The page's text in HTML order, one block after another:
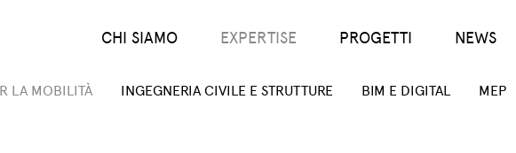
Main menu (IT)
CHI SIAMO EXPERTISE PROGETTI NEWS
LA MOBILITÀ INGEGNERIA CIVILE E STRUTTURE BIM E DIGITAL MEP